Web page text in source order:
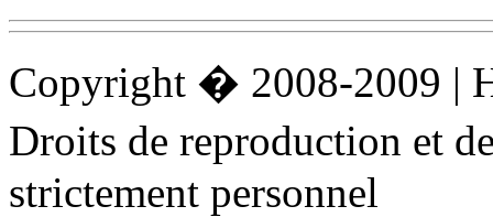
Copyright � 2008-2009 |
Droits de reproduction et
strictement personnel